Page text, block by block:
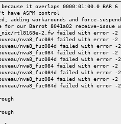
241 seconds.
1
disables this message.
seconds.
1
disables this message.
241 seconds.
1
disables this message.
seconds.
1
disables this message.
it overlaps 0000:01:00.0 BAR 6
have ASPM control
adding workarounds and force-
our Barrot 8041a02 receive-issue
rtl8168e-2.fw failed with error -2
nva8_fuc084 failed with error -2
nva8_fuc084d failed with error -2
nva8_fuc084 failed with error -2
nva8_fuc084d failed with error -2
nva8_fuc084 failed with error -2
nva8_fuc084d failed with error -2
nva8_fuc084 failed with error -2
nva8_fuc084d failed with error -2